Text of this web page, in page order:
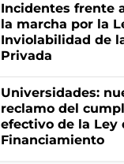
Incidentes frente
la marcha por la
Inviolabilidad de
Privada
Universidades:
reclamo del
efectivo de la Ley
Financiamiento